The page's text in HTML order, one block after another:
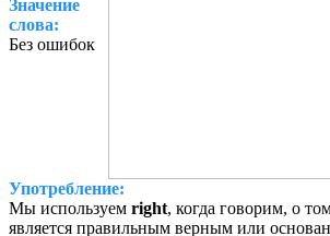
Значение
слова:
Без ошибок
Употребление:
Мы используем right, когда говорим, о
является правильным верным или